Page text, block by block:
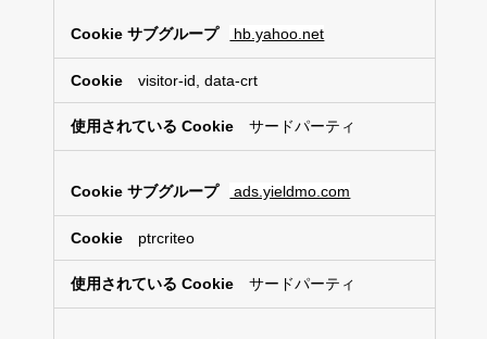
hb.yahoo.net
visitor-id, data-crt
サードパーティ
ads.yieldmo.com
ptrcriteo
サードパーティ